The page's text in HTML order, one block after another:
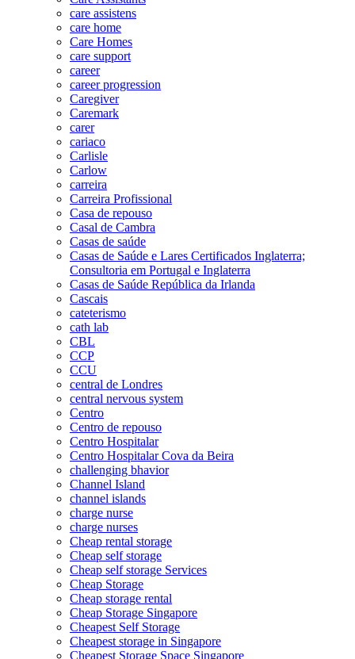
care assistens
care home
Care Homes
care support
career
career progression
Caregiver
Caremark
carer
cariaco
Carlisle
Carlow
carreira
Carreira Profissional
Casa de repouso
Casal de Cambra
Casas de saúde
Casas de Saúde e Lares Certificados Inglaterra;
Consultoria em Portugal e Inglaterra
Casas de Saúde República da Irlanda
Cascais
cateterismo
cath lab
CBL
CCP
CCU
central de Londres
central nervous system
Centro
Centro de repouso
Centro Hospitalar
Centro Hospitalar Cova da Beira
challenging bhavior
Channel Island
channel islands
charge nurse
charge nurses
Cheap rental storage
Cheap self storage
Cheap self storage Services
Cheap Storage
Cheap storage rental
Cheap Storage Singapore
Cheapest Self Storage
Cheapest storage in Singapore
Cheapest Storage Space Singapore